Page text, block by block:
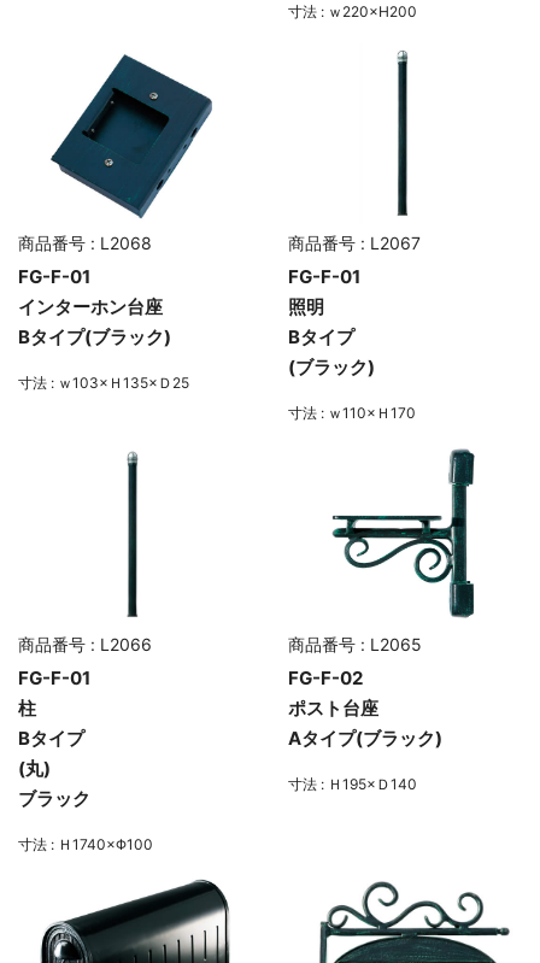
寸法 : ｗ220×H200
商品番号 : L2068
FG-F-01
インターホン台座
Bタイプ(ブラック)
寸法 : ｗ103×Ｈ135×Ｄ25
商品番号 : L2067
FG-F-01
照明
Bタイプ
(ブラック)
寸法 : ｗ110×Ｈ170
商品番号 : L2066
FG-F-01
柱
Bタイプ
(丸)
ブラック
寸法 : Ｈ1740×Φ100
商品番号 : L2065
FG-F-02
ポスト台座
Aタイプ(ブラック)
寸法 : Ｈ195×Ｄ140